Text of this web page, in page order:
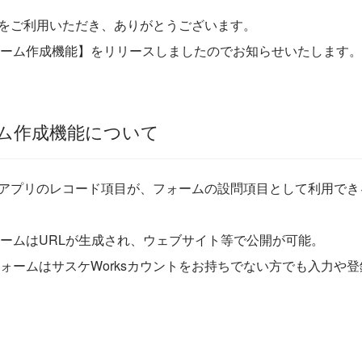
ご利用いただき、ありがとうございます。
ム作成機能】をリリースしましたのでお知らせいたします。
作成機能について
プリのレコード項目が、フォームの設問項目として利用で
ムはURLが生成され、ウェブサイト等で公開が可能。
ームはサスケWorksカウントをお持ちでない方でも入力や